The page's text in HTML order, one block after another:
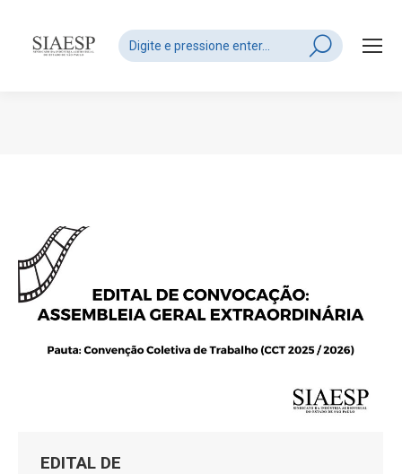
Search:
EDITAL DE